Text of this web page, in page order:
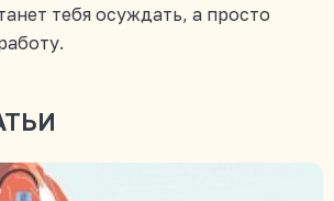
тебя осуждать, а просто
свою работу.